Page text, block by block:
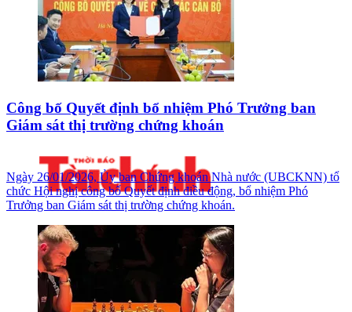
Công bố Quyết định bổ nhiệm Phó Trưởng ban
Giám sát thị trường chứng khoán
Ngày 26/01/2026, Ủy ban Chứng khoán Nhà nước (UBCKNN) tổ
chức Hội nghị công bố Quyết định điều động, bổ nhiệm Phó
Trưởng ban Giám sát thị trường chứng khoán.